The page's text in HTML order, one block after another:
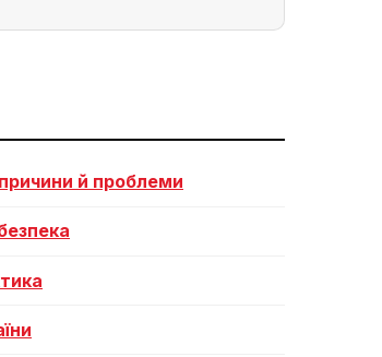
й проблеми